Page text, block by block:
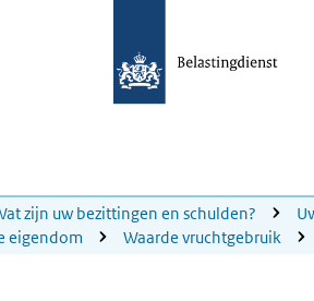
zijn uw bezittingen en schulden?
eigendom
Waarde vruchtgebruik